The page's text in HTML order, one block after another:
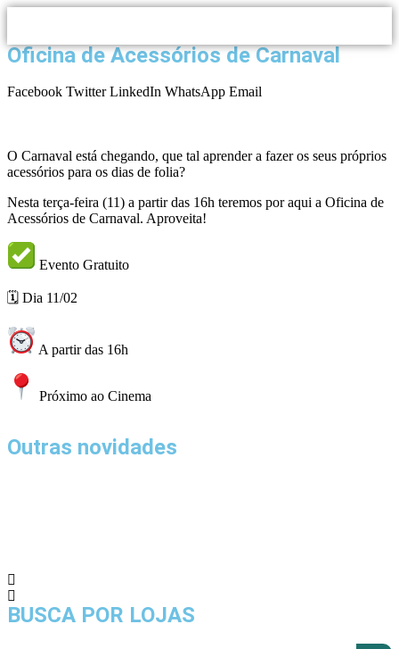
Oficina de Acessórios de Carnaval
Facebook Twitter LinkedIn WhatsApp Email
O Carnaval está chegando, que tal aprender a fazer os seus próprios
acessórios para os dias de folia?
Nesta terça-feira (11) a partir das 16h teremos por aqui a Oficina de
Acessórios de Carnaval. Aproveita!
Evento Gratuito
🗓 Dia 11/02
A partir das 16h
Próximo ao Cinema
Outras novidades
BUSCA POR LOJAS